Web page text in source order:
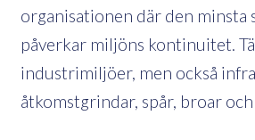
organisationen där den minsta
påverkar miljöns kontinuitet.
industrimiljöer, men också
åtkomstgrindar, spår, broar och